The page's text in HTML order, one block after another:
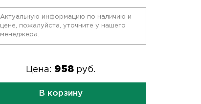
Актуальную информацию по наличию и
цене, пожалуйста, уточните у нашего
менеджера.
Цена: 958 руб.
В корзину